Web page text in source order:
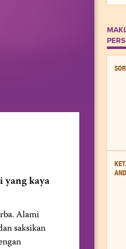
yang kaya
Alami
saksikan